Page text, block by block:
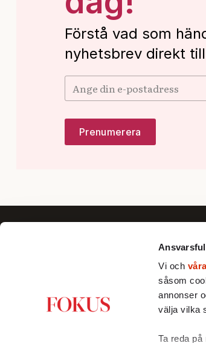
Vi och
såsom
annonser
välja vilka
Ta reda
Förstå vad som
nyhetsbrev direkt
Fokus förklarar, fördjupar och ger nya
perspektiv till dig som vill se bortom
det dagsaktuella och förstå Sverige